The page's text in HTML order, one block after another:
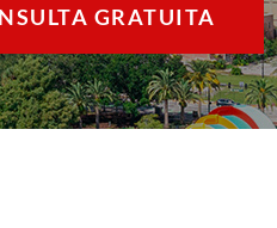
GRATUITA